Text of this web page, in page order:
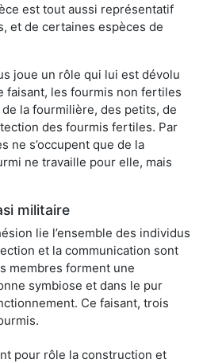
est tout aussi représentatif
et de certaines espèces de
joue un rôle qui lui est dévolu
faisant, les fourmis non fertiles
de la fourmilière, des petits, de
des fourmis fertiles. Par
ne s’occupent que de la
ne travaille pour elle, mais
militaire
lie l’ensemble des individus
et la communication sont
membres forment une
symbiose et dans le pur
Ce faisant, trois
pour rôle la construction et